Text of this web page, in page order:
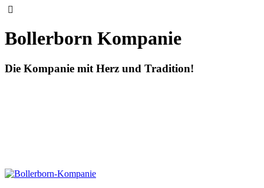
Bollerborn Kompanie
Die Kompanie mit Herz und Tradition!